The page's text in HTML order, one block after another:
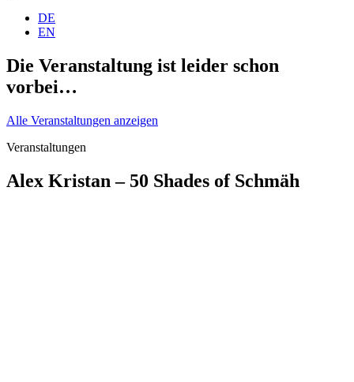
DE
EN
Die Veranstaltung ist leider schon
vorbei…
Alle Veranstaltungen anzeigen
Veranstaltungen
Alex Kristan – 50 Shades of Schmäh